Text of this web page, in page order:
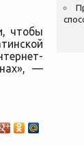
чтобы
—